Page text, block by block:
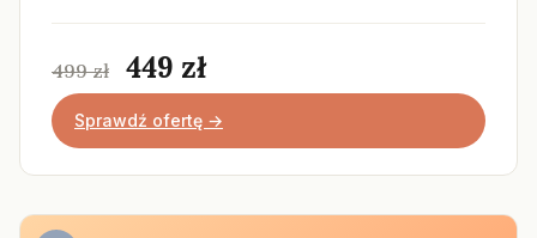
499 zł 449 zł
Sprawdź ofertę →